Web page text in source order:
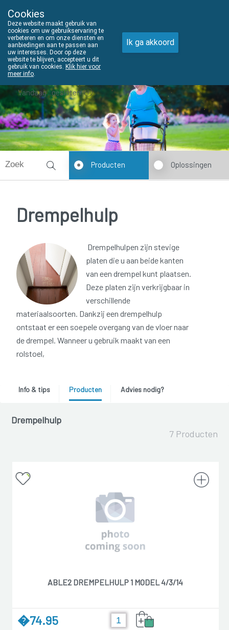
011610303
Vandaag gesloten
Producten Oplossingen
Drempelhulp
Drempelhulpen zijn stevige
platen die u aan beide kanten
van een drempel kunt plaatsen.
Deze platen zijn verkrijgbaar in
verschillende
materiaalsoorten. Dankzij een drempelhulp
ontstaat er een soepele overgang van de vloer naar
de drempel. Wanneer u gebruik maakt van een
rolstoel,
Info & tips Producten Advies nodig?
Drempelhulp
7 Producten
ABLE2 DREMPELHULP 1 MODEL 4/3/14
�74.95 +
Cookies
Deze website maakt gebruik van
cookies om uw gebruikservaring te
verbeteren en om onze diensten en
aanbiedingen aan te passen aan
uw interesses. Door op deze
website te blijven, accepteert u dit
gebruik van cookies. Klik hier voor
meer info.
Ik ga akkoord